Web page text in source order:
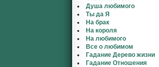
Душа любимого
Ты да Я
На брак
На короля
На любимого
Все о любимом
Гадание Дерево жизни
Гадание Отношения